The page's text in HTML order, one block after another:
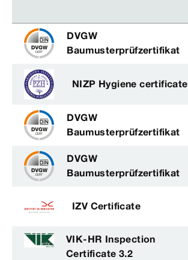
DVGW
Baumusterprüfzertifikat
NIZP Hygiene certificate
DVGW
Baumusterprüfzertifikat
DVGW
Baumusterprüfzertifikat
IZV Certificate
VIK-HR Inspection
Certificate 3.2